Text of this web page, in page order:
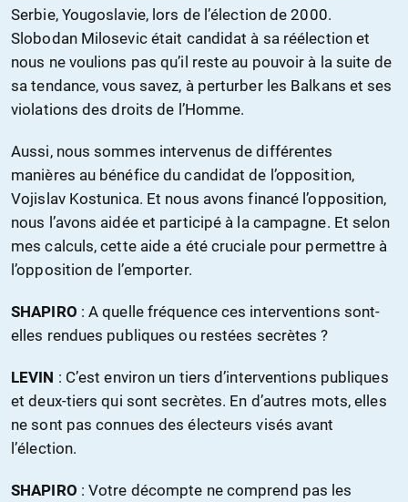
Serbie, Yougoslavie, lors de l’élection de 2000.
Slobodan Milosevic était candidat à sa réélection et
nous ne voulions pas qu’il reste au pouvoir à la suite de
sa tendance, vous savez, à perturber les Balkans et ses
violations des droits de l’Homme.
Aussi, nous sommes intervenus de différentes
manières au bénéfice du candidat de l’opposition,
Vojislav Kostunica. Et nous avons financé l’opposition,
nous l’avons aidée et participé à la campagne. Et selon
mes calculs, cette aide a été cruciale pour permettre à
l’opposition de l’emporter.
SHAPIRO : A quelle fréquence ces interventions sont-
elles rendues publiques ou restées secrètes ?
LEVIN : C’est environ un tiers d’interventions publiques
et deux-tiers qui sont secrètes. En d’autres mots, elles
ne sont pas connues des électeurs visés avant
l’élection.
SHAPIRO : Votre décompte ne comprend pas les